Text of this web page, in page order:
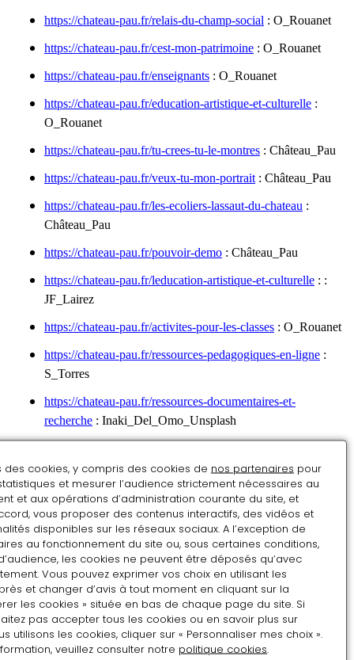
https://chateau-pau.fr/relais-du-champ-social : O_Rouanet
https://chateau-pau.fr/cest-mon-patrimoine : O_Rouanet
https://chateau-pau.fr/enseignants : O_Rouanet
https://chateau-pau.fr/education-artistique-et-culturelle :
O_Rouanet
https://chateau-pau.fr/tu-crees-tu-le-montres : Château_Pau
https://chateau-pau.fr/veux-tu-mon-portrait : Château_Pau
https://chateau-pau.fr/les-ecoliers-lassaut-du-chateau :
Château_Pau
https://chateau-pau.fr/pouvoir-demo : Château_Pau
https://chateau-pau.fr/leducation-artistique-et-culturelle : :
JF_Lairez
https://chateau-pau.fr/activites-pour-les-classes : O_Rouanet
https://chateau-pau.fr/ressources-pedagogiques-en-ligne :
S_Torres
https://chateau-pau.fr/ressources-documentaires-et-
recherche : Inaki_Del_Omo_Unsplash
R_Kraft_Unsplash
https://chateau-pau.fr/le-musee-numerique: S_Torres
https://chateau-pau.fr/la-diffusion-scientifique : JF_Lairez
https://chateau-pau.fr/cest-mon-patrimoine: château Pau
https://chateau-pau.fr/le-chateau: château Pau
https://chateau-pau.fr/agenda/evenement/en-avant-la-visite-
depuis-chez-vous: JF_Lairez
https://chateau-pau.fr/espace-presse: M_Czyz_Unsplash
des cookies, y compris des cookies de nos partenaires pour
et mesurer l’audience strictement nécessaires au
et aux opérations d’administration courante du site, et
vous proposer des contenus interactifs, des vidéos et
disponibles sur les réseaux sociaux. A l’exception de
au fonctionnement du site ou, sous certaines conditions,
les cookies ne peuvent être déposés qu’avec
Vous pouvez exprimer vos choix en utilisant les
et changer d’avis à tout moment en cliquant sur la
les cookies » située en bas de chaque page du site. Si
pas accepter tous les cookies ou en savoir plus sur
utilisons les cookies, cliquer sur « Personnaliser mes choix ».
veuillez consulter notre politique cookies.